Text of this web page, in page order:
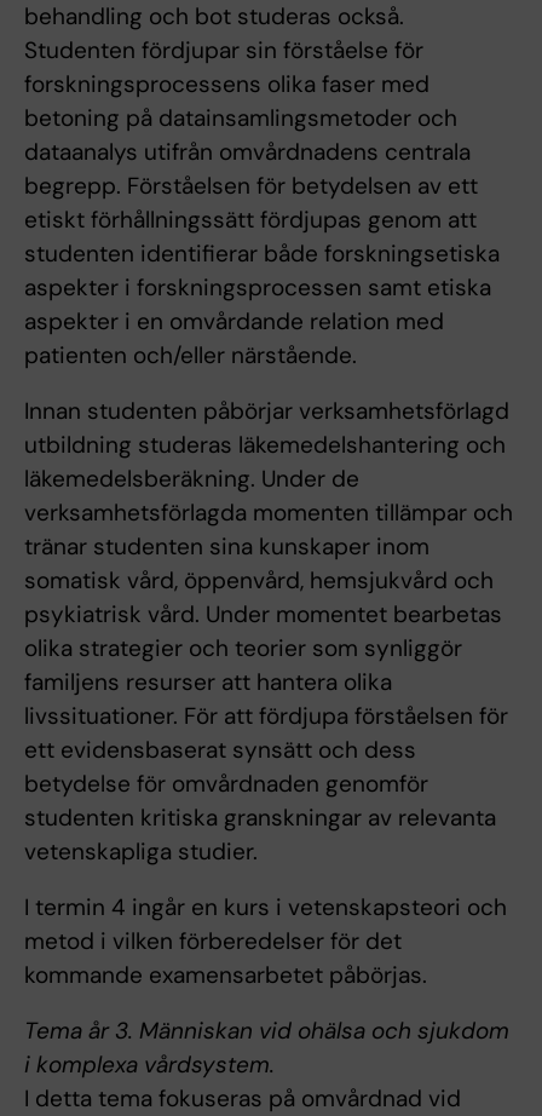
behandling och bot studeras också.
Studenten fördjupar sin förståelse för
forskningsprocessens olika faser med
betoning på datainsamlingsmetoder och
dataanalys utifrån omvårdnadens centrala
begrepp. Förståelsen för betydelsen av ett
etiskt förhållningssätt fördjupas genom att
studenten identifierar både forskningsetiska
aspekter i forskningsprocessen samt etiska
aspekter i en omvårdande relation med
patienten och/eller närstående.
Innan studenten påbörjar verksamhetsförlagd
utbildning studeras läkemedelshantering och
läkemedelsberäkning. Under de
verksamhetsförlagda momenten tillämpar och
tränar studenten sina kunskaper inom
somatisk vård, öppenvård, hemsjukvård och
psykiatrisk vård. Under momentet bearbetas
olika strategier och teorier som synliggör
familjens resurser att hantera olika
livssituationer. För att fördjupa förståelsen för
ett evidensbaserat synsätt och dess
betydelse för omvårdnaden genomför
studenten kritiska granskningar av relevanta
vetenskapliga studier.
I termin 4 ingår en kurs i vetenskapsteori och
metod i vilken förberedelser för det
kommande examensarbetet påbörjas.
Tema år 3. Människan vid ohälsa och sjukdom
i komplexa vårdsystem.
I detta tema fokuseras på omvårdnad vid